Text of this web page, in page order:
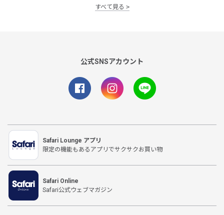
すべて見る
公式SNSアカウント
Safari Lounge アプリ
限定の機能もあるアプリでサクサクお買い物
Safari Online
Safari公式ウェブマガジン